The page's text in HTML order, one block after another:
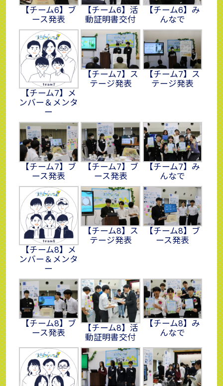
【チーム6】ブ
ース発表
【チーム6】活
動証明書交付
【チーム6】み
んなで
【チーム7】メ
ンバー＆メンタ
ー
【チーム7】ス
テージ発表
【チーム7】ス
テージ発表
【チーム7】ブ
ース発表
【チーム7】ブ
ース発表
【チーム7】み
んなで
【チーム8】メ
ンバー＆メンタ
ー
【チーム8】ス
テージ発表
【チーム8】ブ
ース発表
【チーム8】ブ
ース発表
【チーム8】活
動証明書交付
【チーム8】み
んなで